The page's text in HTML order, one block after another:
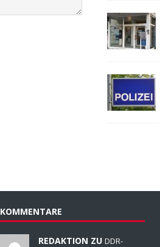
KOMMENTARE
REDAKTION ZU DDR-